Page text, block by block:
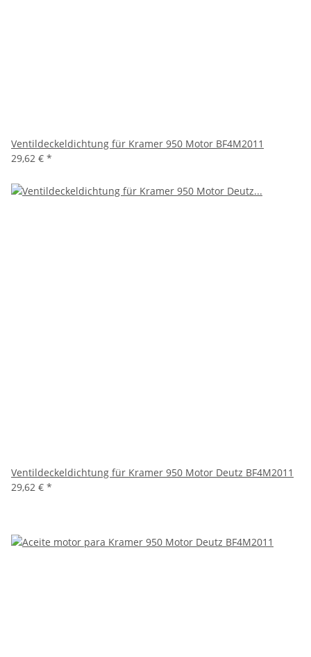
Ventildeckeldichtung für Kramer 950 Motor BF4M2011
29,62 € *
Ventildeckeldichtung für Kramer 950 Motor Deutz BF4M2011
29,62 € *